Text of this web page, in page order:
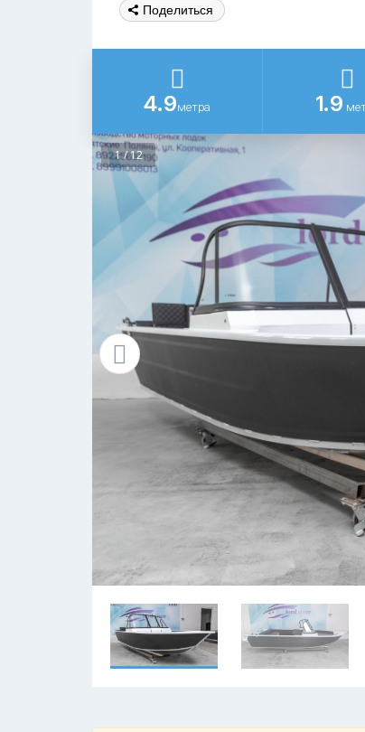
Поделиться
4.9метра 1.9
1 / 12